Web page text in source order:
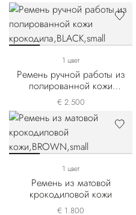
1 цвет
Ремень ручной работы из
полированной кожи
крокодила
€ 2.500
1 цвет
Ремень из матовой
крокодиловой кожи
€ 1.800